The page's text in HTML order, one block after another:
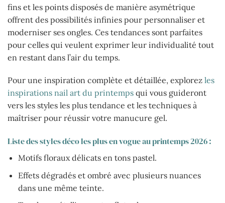
fins et les points disposés de manière asymétrique
offrent des possibilités infinies pour personnaliser et
moderniser ses ongles. Ces tendances sont parfaites
pour celles qui veulent exprimer leur individualité tout
en restant dans l’air du temps.
Pour une inspiration complète et détaillée, explorez les
inspirations nail art du printemps qui vous guideront
vers les styles les plus tendance et les techniques à
maîtriser pour réussir votre manucure gel.
Liste des styles déco les plus en vogue au printemps 2026 :
Motifs floraux délicats en tons pastel.
Effets dégradés et ombré avec plusieurs nuances
dans une même teinte.